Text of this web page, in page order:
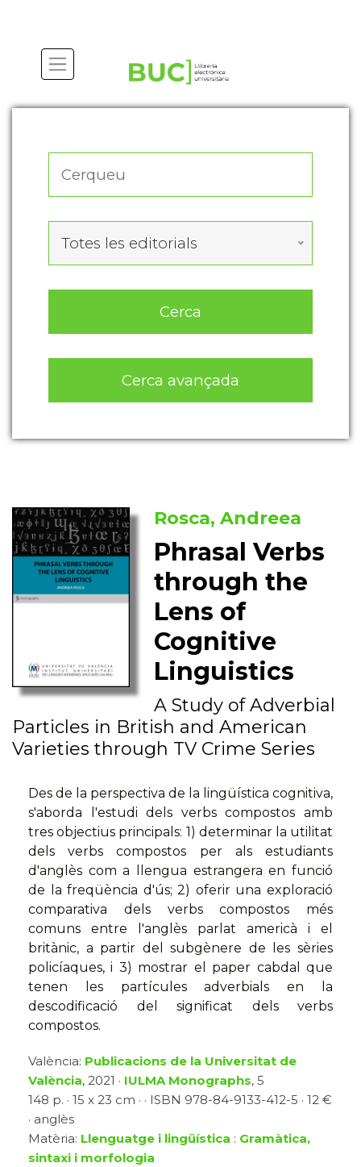
Totes les editorials
Cerca
Cerca avançada
Rosca, Andreea
Phrasal Verbs
through the
Lens of
Cognitive
Linguistics
A Study of Adverbial
Particles in British and American
Varieties through TV Crime Series
Des de la perspectiva de la lingüística cognitiva,
s'aborda l'estudi dels verbs compostos amb
tres objectius principals: 1) determinar la utilitat
dels verbs compostos per als estudiants
d'anglès com a llengua estrangera en funció
de la freqüència d'ús; 2) oferir una exploració
comparativa dels verbs compostos més
comuns entre l'anglès parlat americà i el
britànic, a partir del subgènere de les sèries
policíaques, i 3) mostrar el paper cabdal que
tenen les partícules adverbials en la
descodificació del significat dels verbs
compostos.
València: Publicacions de la Universitat de
València, 2021 · IULMA Monographs, 5
148 p. · 15 x 23 cm · · ISBN 978-84-9133-412-5 · 12 €
· anglès
Matèria: Llenguatge i lingüística : Gramàtica,
sintaxi i morfologia